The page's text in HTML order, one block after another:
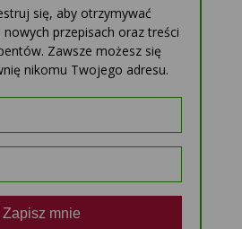
się, aby otrzymywać
przepisach oraz treści
Zawsze możesz się
nikomu Twojego adresu.
Zapisz mnie